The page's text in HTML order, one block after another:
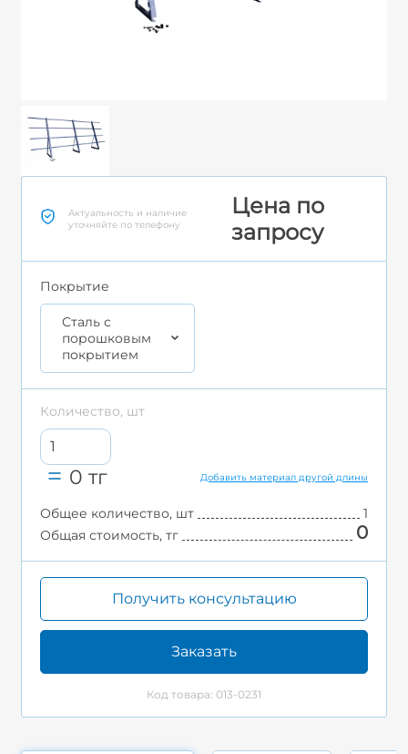
Актуальность и наличие
уточняйте по телефону
Цена по
запросу
Покрытие
Cталь с
порошковым
покрытием
Количество, шт
0 тг Добавить материал другой длины
Общее количество, шт
1
Общая стоимость, тг
0
Получить консультацию
Заказать
Код товара: 013-0231